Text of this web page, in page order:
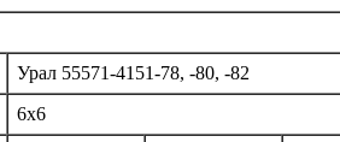
Урал 55571-4151-78, -80, -82
6х6